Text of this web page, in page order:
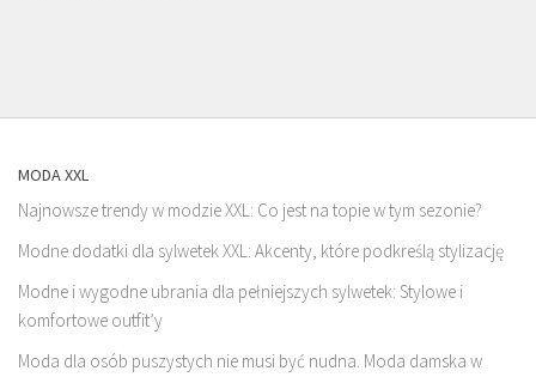
MODA XXL
Najnowsze trendy w modzie XXL: Co jest na topie w tym sezonie?
Modne dodatki dla sylwetek XXL: Akcenty, które podkreślą stylizację
Modne i wygodne ubrania dla pełniejszych sylwetek: Stylowe i
komfortowe outfit’y
Moda dla osób puszystych nie musi być nudna. Moda damska w